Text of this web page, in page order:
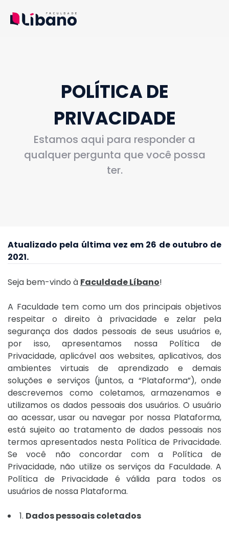
POLÍTICA DE
PRIVACIDADE
Estamos aqui para responder a
qualquer pergunta que você possa
ter.
Atualizado pela última vez em 26 de outubro de
2021.
Seja bem-vindo à Faculdade Líbano!
A Faculdade tem como um dos principais objetivos
respeitar o direito à privacidade e zelar pela
segurança dos dados pessoais de seus usuários e,
por isso, apresentamos nossa Política de
Privacidade, aplicável aos websites, aplicativos, dos
ambientes virtuais de aprendizado e demais
soluções e serviços (juntos, a “Plataforma”), onde
descrevemos como coletamos, armazenamos e
utilizamos os dados pessoais dos usuários. O usuário
ao acessar, usar ou navegar por nossa Plataforma,
está sujeito ao tratamento de dados pessoais nos
termos apresentados nesta Política de Privacidade.
Se você não concordar com a Política de
Privacidade, não utilize os serviços da Faculdade. A
Política de Privacidade é válida para todos os
usuários de nossa Plataforma.
1. Dados pessoais coletados